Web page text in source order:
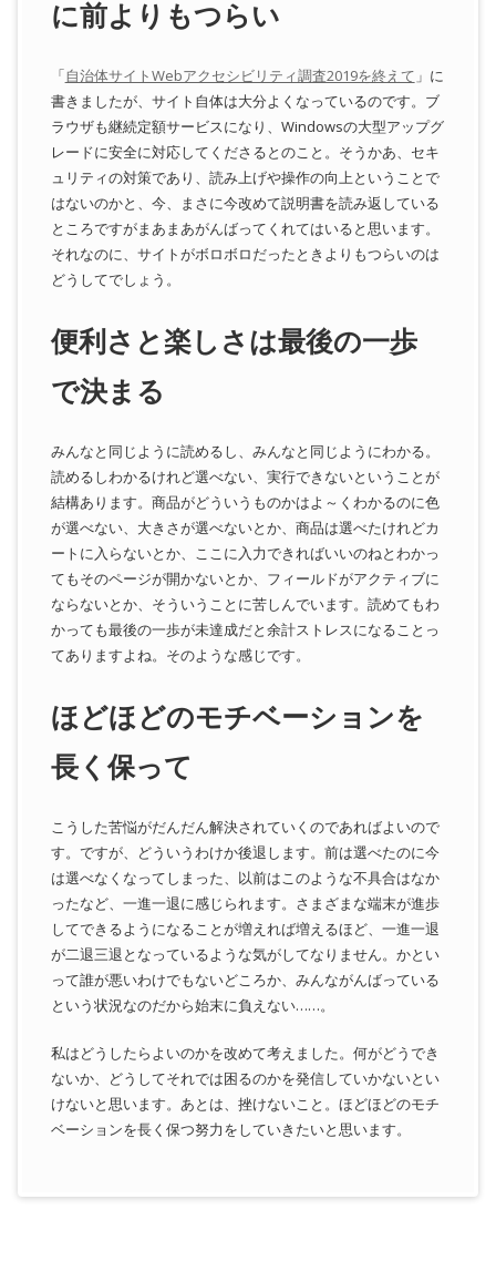
に前よりもつらい
「自治体サイトWebアクセシビリティ調査2019を終えて 」に
書きましたが、サイト自体は大分よくなっているのです。ブ
ラウザも継続定額サービスになり、Windowsの大型アップグ
レードに安全に対応してくださるとのこと。そうかあ、セキ
ュリティの対策であり、読み上げや操作の向上ということで
はないのかと、今、まさに今改めて説明書を読み返している
ところですがまあまあがんばってくれてはいると思います。
それなのに、サイトがボロボロだったときよりもつらいのは
どうしてでしょう。
便利さと楽しさは最後の一歩
で決まる
みんなと同じように読めるし、みんなと同じようにわかる。
読めるしわかるけれど選べない、実行できないということが
結構あります。商品がどういうものかはよ～くわかるのに色
が選べない、大きさが選べないとか、商品は選べたけれどカ
ートに入らないとか、ここに入力できればいいのねとわかっ
てもそのページが開かないとか、フィールドがアクティブに
ならないとか、そういうことに苦しんでいます。読めてもわ
かっても最後の一歩が未達成だと余計ストレスになることっ
てありますよね。そのような感じです。
ほどほどのモチベーションを
長く保って
こうした苦悩がだんだん解決されていくのであればよいので
す。ですが、どういうわけか後退します。前は選べたのに今
は選べなくなってしまった、以前はこのような不具合はなか
ったなど、一進一退に感じられます。さまざまな端末が進歩
してできるようになることが増えれば増えるほど、一進一退
が二退三退となっているような気がしてなりません。かとい
って誰が悪いわけでもないどころか、みんながんばっている
という状況なのだから始末に負えない……。
私はどうしたらよいのかを改めて考えました。何がどうでき
ないか、どうしてそれでは困るのかを発信していかないとい
けないと思います。あとは、挫けないこと。ほどほどのモチ
ベーションを長く保つ努力をしていきたいと思います。